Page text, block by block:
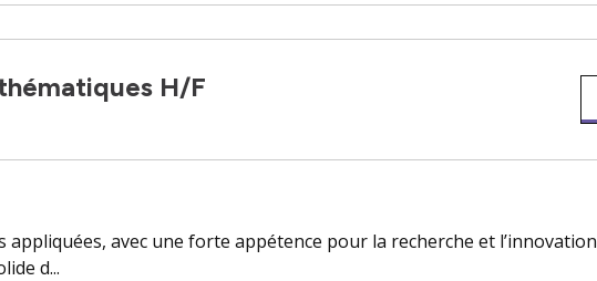
H/F
avec une forte appétence pour la recherche et l’innovation
d...